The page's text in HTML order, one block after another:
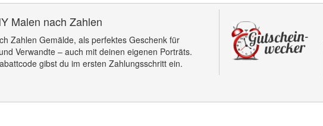
Malen nach Zahlen
Zahlen Gemälde, als perfektes Geschenk für
Verwandte – auch mit deinen eigenen Porträts.
gibst du im ersten Zahlungsschritt ein.